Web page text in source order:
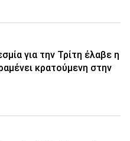
για την Τρίτη έλαβε η
κρατούμενη στην